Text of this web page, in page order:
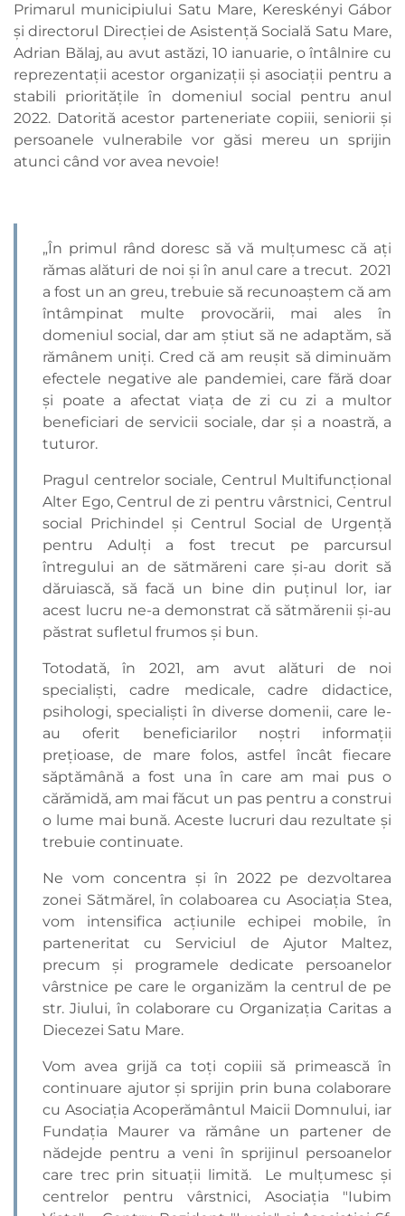
Primarul municipiului Satu Mare, Kereskényi Gábor
și directorul Direcției de Asistență Socială Satu Mare,
Adrian Bălaj, au avut astăzi, 10 ianuarie, o întâlnire cu
reprezentații acestor organizații și asociații pentru a
stabili prioritățile în domeniul social pentru anul
2022. Datorită acestor parteneriate copiii, seniorii și
persoanele vulnerabile vor găsi mereu un sprijin
atunci când vor avea nevoie!
„În primul rând doresc să vă mulțumesc că ați
rămas alături de noi și în anul care a trecut. 2021
a fost un an greu, trebuie să recunoaștem că am
întâmpinat multe provocării, mai ales în
domeniul social, dar am știut să ne adaptăm, să
rămânem uniți. Cred că am reușit să diminuăm
efectele negative ale pandemiei, care fără doar
și poate a afectat viața de zi cu zi a multor
beneficiari de servicii sociale, dar și a noastră, a
tuturor.
Pragul centrelor sociale, Centrul Multifuncțional
Alter Ego, Centrul de zi pentru vârstnici, Centrul
social Prichindel și Centrul Social de Urgență
pentru Adulți a fost trecut pe parcursul
întregului an de sătmăreni care și-au dorit să
dăruiască, să facă un bine din puținul lor, iar
acest lucru ne-a demonstrat că sătmărenii și-au
păstrat sufletul frumos și bun.
Totodată, în 2021, am avut alături de noi
specialiști, cadre medicale, cadre didactice,
psihologi, specialiști în diverse domenii, care le-
au oferit beneficiarilor noștri informații
prețioase, de mare folos, astfel încât fiecare
săptămână a fost una în care am mai pus o
cărămidă, am mai făcut un pas pentru a construi
o lume mai bună. Aceste lucruri dau rezultate și
trebuie continuate.
Ne vom concentra și în 2022 pe dezvoltarea
zonei Sătmărel, în colaboarea cu Asociația Stea,
vom intensifica acțiunile echipei mobile, în
parteneritat cu Serviciul de Ajutor Maltez,
precum și programele dedicate persoanelor
vârstnice pe care le organizăm la centrul de pe
str. Jiului, în colaborare cu Organizația Caritas a
Diecezei Satu Mare.
Vom avea grijă ca toți copiii să primească în
continuare ajutor și sprijin prin buna colaborare
cu Asociația Acoperământul Maicii Domnului, iar
Fundația Maurer va rămâne un partener de
nădejde pentru a veni în sprijinul persoanelor
care trec prin situații limită. Le mulțumesc și
centrelor pentru vârstnici, Asociația "Iubim